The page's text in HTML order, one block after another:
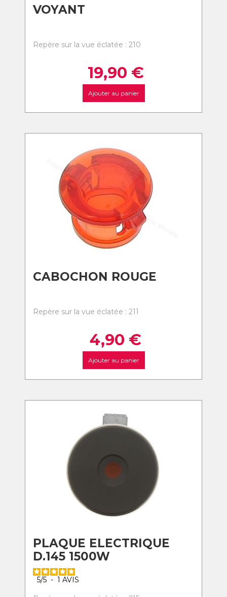
VOYANT
Repère sur la vue éclatée : 210
19,90 €
Ajouter au panier
CABOCHON ROUGE
Repère sur la vue éclatée : 211
4,90 €
Ajouter au panier
PLAQUE ELECTRIQUE
D.145 1500W
5/5 - 1 AVIS